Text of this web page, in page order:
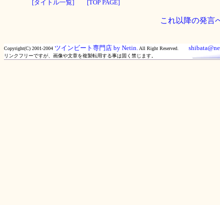
[タイトル一覧] [TOP PAGE]
これ以降の発言
Copyright(C) 2001-2004 ツインビート専門店 by Netin. All Right Reserved.
リンクフリーですが、画像や文章を複製転用する事は固く禁じます。